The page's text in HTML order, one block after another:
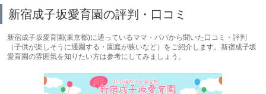
新宿成子坂愛育園の評判・口コミ
新宿成子坂愛育園(東京都)に通っているママ・パパから聞いた口コミ・評判
（子供が楽しそうに通園する・園庭が狭いなど）をご紹介します。新宿成子坂
愛育園の雰囲気を知りたい方は参考にしてみましょう。